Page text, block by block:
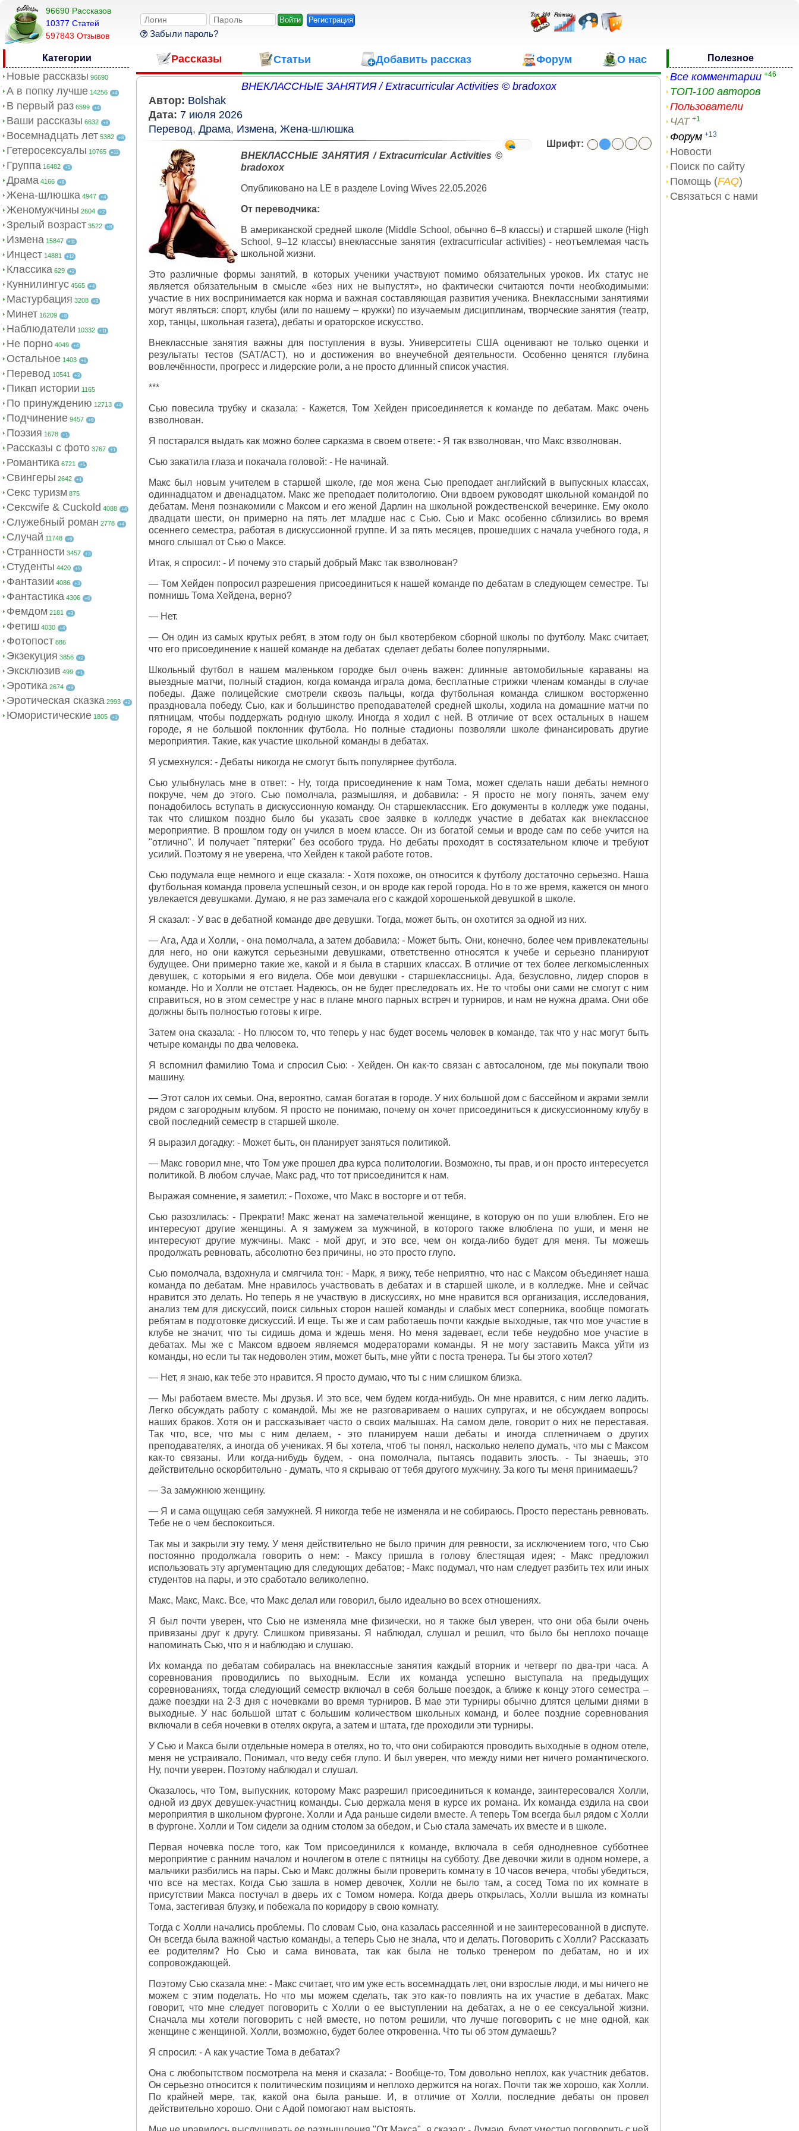
96690 Рассказов
10377 Cтатей
597843 Отзывов
Регистрация
Забыли пароль?
Категории
Новые рассказы 96690
А в попку лучше 14256 +4
В первый раз 6599 +4
Ваши рассказы 6632 +8
Восемнадцать лет 5382 +8
Гетеросексуалы 10765 +13
Группа 16482 +5
Драма 4166 +8
Жена-шлюшка 4947 +4
Женомужчины 2604 +2
Зрелый возраст 3522 +8
Измена 15847 +11
Инцест 14881 +12
Классика 629 +2
Куннилингус 4565 +4
Мастурбация 3208 +3
Минет 16209 +8
Наблюдатели 10332 +11
Не порно 4049 +4
Остальное 1403 +6
Перевод 10541 +3
Пикап истории 1165
По принуждению 12713 +4
Подчинение 9457 +6
Поэзия 1678 +1
Рассказы с фото 3767 +1
Романтика 6721 +5
Свингеры 2642 +1
Секс туризм 875
Сексwife & Cuckold 4088 +4
Служебный роман 2778 +4
Случай 11748 +6
Странности 3457 +3
Студенты 4420 +5
Фантазии 4086 +3
Фантастика 4306 +6
Фемдом 2181 +3
Фетиш 4030 +4
Фотопост 886
Экзекуция 3856 +2
Эксклюзив 499 +1
Эротика 2674 +9
Эротическая сказка 2993 +2
Юмористические 1805 +1
Рассказы Статьи Добавить рассказ Форум О нас
ВНЕКЛАССНЫЕ ЗАНЯТИЯ / Extracurricular Activities © bradoxox
Автор: Bolshak
Дата: 7 июля 2026
Перевод, Драма, Измена, Жена-шлюшка
Шрифт:
ВНЕКЛАССНЫЕ ЗАНЯТИЯ / Extracurricular Activities ©
bradoxox
Опубликовано на LE в разделе Loving Wives 22.05.2026
От переводчика:
В американской средней школе (Middle School, обычно 6–8 классы) и старшей школе (High
School, 9–12 классы) внеклассные занятия (extracurricular activities) - неотъемлемая часть
школьной жизни.
Это различные формы занятий, в которых ученики участвуют помимо обязательных уроков. Их статус не
является обязательным в смысле «без них не выпустят», но фактически считаются почти необходимыми:
участие в них воспринимается как норма и важная составляющая развития ученика. Внеклассными занятиями
могут являться: спорт, клубы (или по нашему – кружки) по изучаемым дисциплинам, творческие занятия (театр,
хор, танцы, школьная газета), дебаты и ораторское искусство.
Внеклассные занятия важны для поступления в вузы. Университеты США оценивают не только оценки и
результаты тестов (SAT/ACT), но и достижения во внеучебной деятельности. Особенно ценятся глубина
вовлечённости, прогресс и лидерские роли, а не просто длинный список участия.
***
Сью повесила трубку и сказала: - Кажется, Том Хейден присоединяется к команде по дебатам. Макс очень
взволнован.
Я постарался выдать как можно более сарказма в своем ответе: - Я так взволнован, что Макс взволнован.
Сью закатила глаза и покачала головой: - Не начинай.
Макс был новым учителем в старшей школе, где моя жена Сью преподает английский в выпускных классах,
одиннадцатом и двенадцатом. Макс же преподает политологию. Они вдвоем руководят школьной командой по
дебатам. Меня познакомили с Максом и его женой Дарлин на школьной рождественской вечеринке. Ему около
двадцати шести, он примерно на пять лет младше нас с Сью. Сью и Макс особенно сблизились во время
осеннего семестра, работая в дискуссионной группе. И за пять месяцев, прошедших с начала учебного года, я
много слышал от Сью о Максе.
Итак, я спросил: - И почему это старый добрый Макс так взволнован?
— Том Хейден попросил разрешения присоединиться к нашей команде по дебатам в следующем семестре. Ты
помнишь Тома Хейдена, верно?
— Нет.
— Он один из самых крутых ребят, в этом году он был квотербеком сборной школы по футболу. Макс считает,
что его присоединение к нашей команде на дебатах сделает дебаты более популярными.
Школьный футбол в нашем маленьком городке был очень важен: длинные автомобильные караваны на
выездные матчи, полный стадион, когда команда играла дома, бесплатные стрижки членам команды в случае
победы. Даже полицейские смотрели сквозь пальцы, когда футбольная команда слишком восторженно
праздновала победу. Сью, как и большинство преподавателей средней школы, ходила на домашние матчи по
пятницам, чтобы поддержать родную школу. Иногда я ходил с ней. В отличие от всех остальных в нашем
городе, я не большой поклонник футбола. Но полные стадионы позволяли школе финансировать другие
мероприятия. Такие, как участие школьной команды в дебатах.
Я усмехнулся: - Дебаты никогда не смогут быть популярнее футбола.
Сью улыбнулась мне в ответ: - Ну, тогда присоединение к нам Тома, может сделать наши дебаты немного
покруче, чем до этого. Сью помолчала, размышляя, и добавила: - Я просто не могу понять, зачем ему
понадобилось вступать в дискуссионную команду. Он старшеклассник. Его документы в колледж уже поданы,
так что слишком поздно было бы указать свое заявке в колледж участие в дебатах как внеклассное
мероприятие. В прошлом году он учился в моем классе. Он из богатой семьи и вроде сам по себе учится на
"отлично". И получает "пятерки" без особого труда. Но дебаты проходят в состязательном ключе и требуют
усилий. Поэтому я не уверена, что Хейден к такой работе готов.
Сью подумала еще немного и еще сказала: - Хотя похоже, он относится к футболу достаточно серьезно. Наша
футбольная команда провела успешный сезон, и он вроде как герой города. Но в то же время, кажется он много
увлекается девушками. Думаю, я не раз замечала его с каждой хорошенькой девушкой в школе.
Я сказал: - У вас в дебатной команде две девушки. Тогда, может быть, он охотится за одной из них.
— Ага, Ада и Холли, - она помолчала, а затем добавила: - Может быть. Они, конечно, более чем привлекательны
для него, но они кажутся серьезными девушками, ответственно относятся к учебе и серьезно планируют
будущее. Они примерно такие же, какой и я была в старших классах. В отличие от тех более легкомысленных
девушек, с которыми я его видела. Обе мои девушки - старшеклассницы. Ада, безусловно, лидер споров в
команде. Но и Холли не отстает. Надеюсь, он не будет преследовать их. Не то чтобы они сами не смогут с ним
справиться, но в этом семестре у нас в плане много парных встреч и турниров, и нам не нужна драма. Они обе
должны быть полностью готовы к игре.
Затем она сказала: - Но плюсом то, что теперь у нас будет восемь человек в команде, так что у нас могут быть
четыре команды по два человека.
Я вспомнил фамилию Тома и спросил Сью: - Хейден. Он как-то связан с автосалоном, где мы покупали твою
машину.
— Этот салон их семьи. Она, вероятно, самая богатая в городе. У них большой дом с бассейном и акрами земли
рядом с загородным клубом. Я просто не понимаю, почему он хочет присоединиться к дискуссионному клубу в
свой последний семестр в старшей школе.
Я выразил догадку: - Может быть, он планирует заняться политикой.
— Макс говорил мне, что Том уже прошел два курса политологии. Возможно, ты прав, и он просто интересуется
политикой. В любом случае, Макс рад, что тот присоединится к нам.
Выражая сомнение, я заметил: - Похоже, что Макс в восторге и от тебя.
Сью разозлилась: - Прекрати! Макс женат на замечательной женщине, в которую он по уши влюблен. Его не
интересуют другие женщины. А я замужем за мужчиной, в которого также влюблена по уши, и меня не
интересуют другие мужчины. Макс - мой друг, и это все, чем он когда-либо будет для меня. Ты можешь
продолжать ревновать, абсолютно без причины, но это просто глупо.
Сью помолчала, вздохнула и смягчила тон: - Марк, я вижу, тебе неприятно, что нас с Максом объединяет наша
команда по дебатам. Мне нравилось участвовать в дебатах и в старшей школе, и в колледже. Мне и сейчас
нравится это делать. Но теперь я не участвую в дискуссиях, но мне нравится вся организация, исследования,
анализ тем для дискуссий, поиск сильных сторон нашей команды и слабых мест соперника, вообще помогать
ребятам в подготовке дискуссий. И еще. Ты же и сам работаешь почти каждые выходные, так что мое участие в
клубе не значит, что ты сидишь дома и ждешь меня. Но меня задевает, если тебе неудобно мое участие в
дебатах. Мы же с Максом вдвоем являемся модераторами команды. Я не могу заставить Макса уйти из
команды, но если ты так недоволен этим, может быть, мне уйти с поста тренера. Ты бы этого хотел?
— Нет, я знаю, как тебе это нравится. Я просто думаю, что ты с ним слишком близка.
— Мы работаем вместе. Мы друзья. И это все, чем будем когда-нибудь. Он мне нравится, с ним легко ладить.
Легко обсуждать работу с командой. Мы же не разговариваем о наших супругах, и не обсуждаем вопросы
наших браков. Хотя он и рассказывает часто о своих малышах. На самом деле, говорит о них не переставая.
Так что, все, что мы с ним делаем, - это планируем наши дебаты и иногда сплетничаем о других
преподавателях, а иногда об учениках. Я бы хотела, чтоб ты понял, насколько нелепо думать, что мы с Максом
как-то связаны. Или когда-нибудь будем, - она помолчала, пытаясь подавить злость. - Ты знаешь, это
действительно оскорбительно - думать, что я скрываю от тебя другого мужчину. За кого ты меня принимаешь?
— За замужнюю женщину.
— Я и сама ощущаю себя замужней. Я никогда тебе не изменяла и не собираюсь. Просто перестань ревновать.
Тебе не о чем беспокоиться.
Так мы и закрыли эту тему. У меня действительно не было причин для ревности, за исключением того, что Сью
постоянно продолжала говорить о нем: - Максу пришла в голову блестящая идея; - Макс предложил
использовать эту аргументацию для следующих дебатов; - Макс подумал, что нам следует разбить тех или иных
студентов на пары, и это сработало великолепно.
Макс, Макс, Макс. Все, что Макс делал или говорил, было идеально во всех отношениях.
Я был почти уверен, что Сью не изменяла мне физически, но я также был уверен, что они оба были очень
привязаны друг к другу. Слишком привязаны. Я наблюдал, слушал и решил, что было бы неплохо почаще
напоминать Сью, что я и наблюдаю и слушаю.
Их команда по дебатам собиралась на внеклассные занятия каждый вторник и четверг по два-три часа. А
соревнования проводились по выходным. Если их команда успешно выступала на предыдущих
соревнованиях, тогда следующий семестр включал в себя больше поездок, а ближе к концу этого семестра –
даже поездки на 2-3 дня с ночевками во время турниров. В мае эти турниры обычно длятся целыми днями в
выходные. У нас большой штат с большим количеством школьных команд, и более поздние соревнования
включали в себя ночевки в отелях округа, а затем и штата, где проходили эти турниры.
У Сью и Макса были отдельные номера в отелях, но то, что они собираются проводить выходные в одном отеле,
меня не устраивало. Понимал, что веду себя глупо. И был уверен, что между ними нет ничего романтического.
Ну, почти уверен. Поэтому наблюдал и слушал.
Оказалось, что Том, выпускник, которому Макс разрешил присоединиться к команде, заинтересовался Холли,
одной из двух девушек-участниц команды. Сью держала меня в курсе их романа. Их команда ездила на свои
мероприятия в школьном фургоне. Холли и Ада раньше сидели вместе. А теперь Том всегда был рядом с Холли
в фургоне. Холли и Том сидели за одним столом за обедом, и Сью стала замечать их вместе и в школе.
Первая ночевка после того, как Том присоединился к команде, включала в себя однодневное субботнее
мероприятие с ранним началом и ночлегом в отеле с пятницы на субботу. Две девочки жили в одном номере, а
мальчики разбились на пары. Сью и Макс должны были проверить комнату в 10 часов вечера, чтобы убедиться,
что все на местах. Когда Сью зашла в номер девочек, Холли не было там, а сосед Тома по их комнате в
присутствии Макса постучал в дверь их с Томом номера. Когда дверь открылась, Холли вышла из комнаты
Тома, застегивая блузку, и побежала по коридору в свою комнату.
Тогда с Холли начались проблемы. По словам Сью, она казалась рассеянной и не заинтересованной в диспуте.
Он всегда была важной частью команды, а теперь Сью не знала, что и делать. Поговорить с Холли? Рассказать
ее родителям? Но Сью и сама виновата, так как была не только тренером по дебатам, но и их
сопровождающей.
Поэтому Сью сказала мне: - Макс считает, что им уже есть восемнадцать лет, они взрослые люди, и мы ничего не
можем с этим поделать. Но что мы можем сделать, так это как-то повлиять на их участие в дебатах. Макс
говорит, что мне следует поговорить с Холли о ее выступлении на дебатах, а не о ее сексуальной жизни.
Сначала мы хотели поговорить с ней вместе, но потом решили, что лучше поговорить с не мне одной, как
женщине с женщиной. Холли, возможно, будет более откровенна. Что ты об этом думаешь?
Я спросил: - А как участие Тома в дебатах?
Она с любопытством посмотрела на меня и сказала: - Вообще-то, Том довольно неплох, как участник дебатов.
Он серьезно относится к политическим позициям и неплохо держится на ногах. Почти так же хорошо, как Холли.
По крайней мере, так, какой она была раньше. И, в отличие от Холли, последние дебаты он провел
действительно хорошо. Они с Адой помогают нам выстоять.
Полезное
Все комментарии +46
ТОП-100 авторов
Пользователи
ЧАТ +1
Форум +13
Новости
Поиск по сайту
Помощь (FAQ)
Связаться с нами